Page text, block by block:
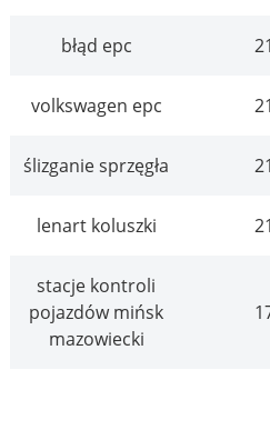
błąd epc
volkswagen epc
ślizganie sprzęgła
lenart koluszki
stacje kontroli
pojazdów mińsk
mazowiecki